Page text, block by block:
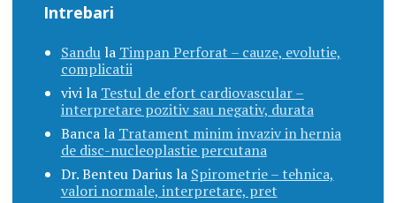
Intrebari
Sandula Timpan Perforat – cauze, evolutie,
complicatii
vivila Testul de efort cardiovascular –
interpretare pozitiv sau negativ, durata
Bancala Tratament minim invaziv in hernia
de disc-nucleoplastie percutana
Dr. Benteu Dariusla Spirometrie – tehnica,
valori normale, interpretare, pret